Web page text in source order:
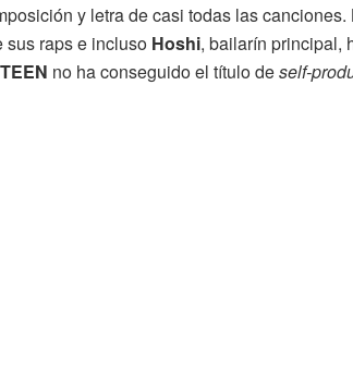
y letra de casi todas las
sus raps e incluso Hoshi, bailarín principal,
no ha conseguido el título deself-